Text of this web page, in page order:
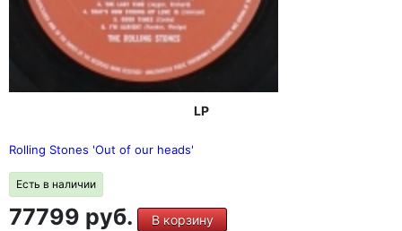
LP
Rolling Stones 'Out of our heads'
Есть в наличии
77799 руб. В корзину